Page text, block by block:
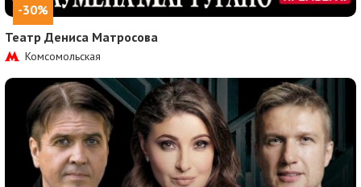
-30%
Театр Дениса Матросова
Комсомольская